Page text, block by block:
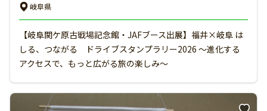
岐阜県
【岐阜関ケ原古戦場記念館・JAFブース出展】福井×岐阜 は
しる、つながる ドライブスタンプラリー2026 ～進化する
アクセスで、もっと広がる旅の楽しみ～